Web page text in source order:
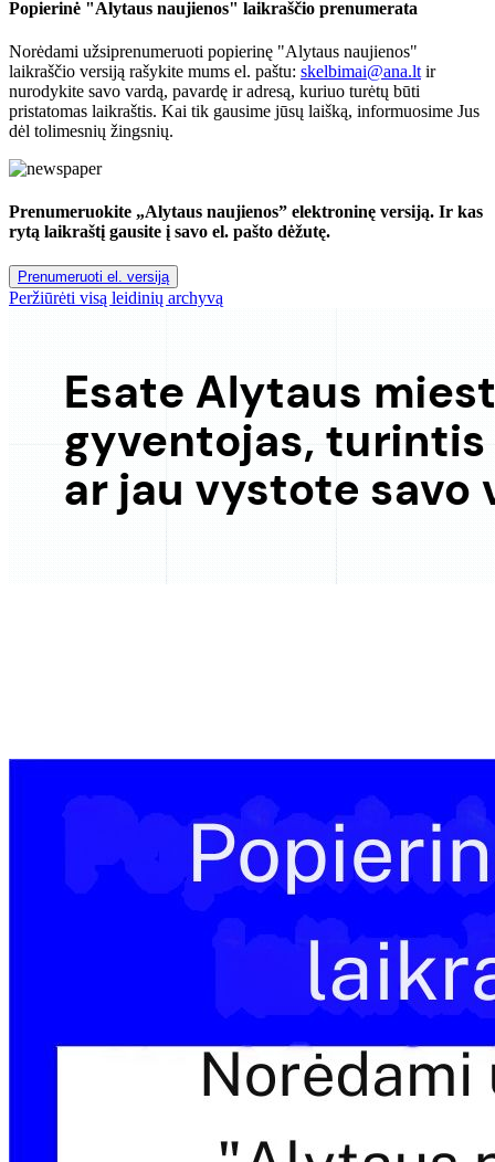
Popierinė "Alytaus naujienos" laikraščio prenumerata
Norėdami užsiprenumeruoti popierinę "Alytaus naujienos"
laikraščio versiją rašykite mums el. paštu: skelbimai@ana.lt ir
nurodykite savo vardą, pavardę ir adresą, kuriuo turėtų būti
pristatomas laikraštis. Kai tik gausime jūsų laišką, informuosime Jus
dėl tolimesnių žingsnių.
Prenumeruokite „Alytaus naujienos” elektroninę versiją. Ir kas
rytą laikraštį gausite į savo el. pašto dėžutę.
Prenumeruoti el. versiją
Peržiūrėti visą leidinių archyvą